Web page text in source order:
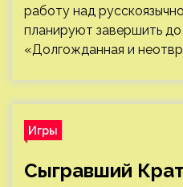
работу над
планируют завершить до
«Долгожданная и
Игры
Сыгравший